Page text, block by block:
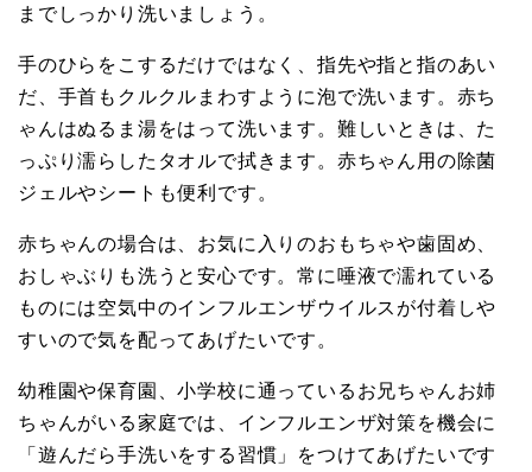
までしっかり洗いましょう。
手のひらをこするだけではなく、指先や指と指のあい
だ、手首もクルクルまわすように泡で洗います。赤ち
ゃんはぬるま湯をはって洗います。難しいときは、た
っぷり濡らしたタオルで拭きます。赤ちゃん用の除菌
ジェルやシートも便利です。
赤ちゃんの場合は、お気に入りのおもちゃや歯固め、
おしゃぶりも洗うと安心です。常に唾液で濡れている
ものには空気中のインフルエンザウイルスが付着しや
すいので気を配ってあげたいです。
幼稚園や保育園、小学校に通っているお兄ちゃんお姉
ちゃんがいる家庭では、インフルエンザ対策を機会に
「遊んだら手洗いをする習慣」をつけてあげたいです